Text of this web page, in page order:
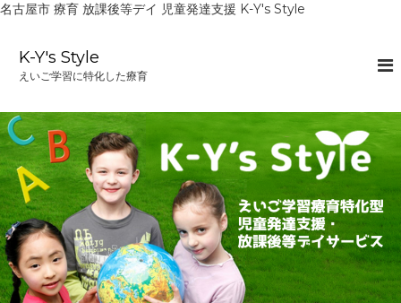
名古屋市 療育 放課後等デイ 児童発達支援 K-Y's Style
へ
ス
キ
ッ
プ
K-Y's Style
えいご学習に特化した療育